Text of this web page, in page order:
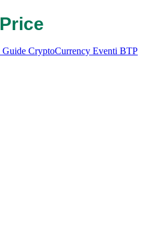
Guide CryptoCurrency Eventi BTP